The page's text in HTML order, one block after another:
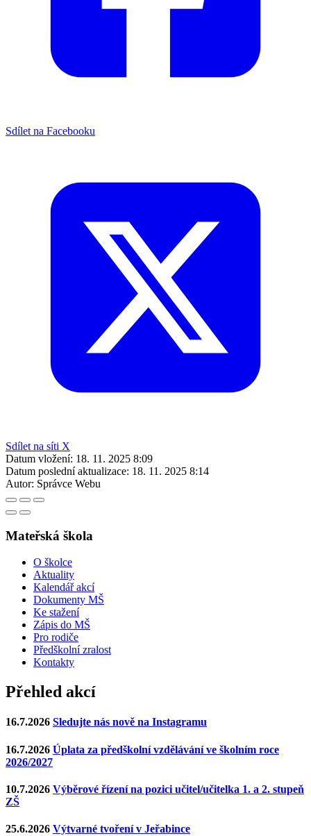
Sdílet na Facebooku
Sdílet na síti X
Datum vložení: 18. 11. 2025 8:09
Datum poslední aktualizace: 18. 11. 2025 8:14
Autor: Správce Webu
Mateřská škola
O školce
Aktuality
Kalendář akcí
Dokumenty MŠ
Ke stažení
Zápis do MŠ
Pro rodiče
Předškolní zralost
Kontakty
Přehled akcí
16.7.2026 Sledujte nás nově na Instagramu
16.7.2026 Úplata za předškolní vzdělávání ve školním roce
2026/2027
10.7.2026 Výběrové řízení na pozici učitel/učitelka 1. a 2. stupeň
ZŠ
25.6.2026 Výtvarné tvoření v Jeřabince